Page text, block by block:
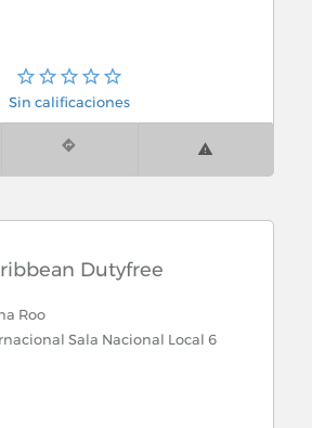
Sin calificaciones
Dutyfree
Roo
Sala Nacional Local 6